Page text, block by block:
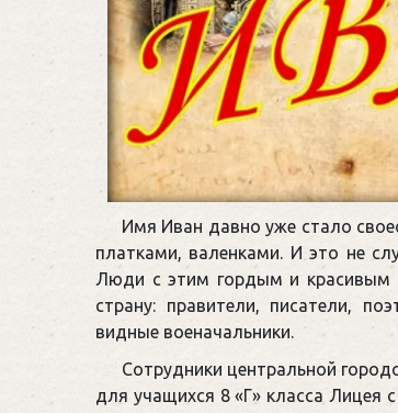
Имя Иван давно уже стало
платками, валенками. И это не
Люди с этим гордым и красивым
страну: правители, писатели,
видные военачальники.
Сотрудники центральной
для учащихся 8 «Г» класса Лицея